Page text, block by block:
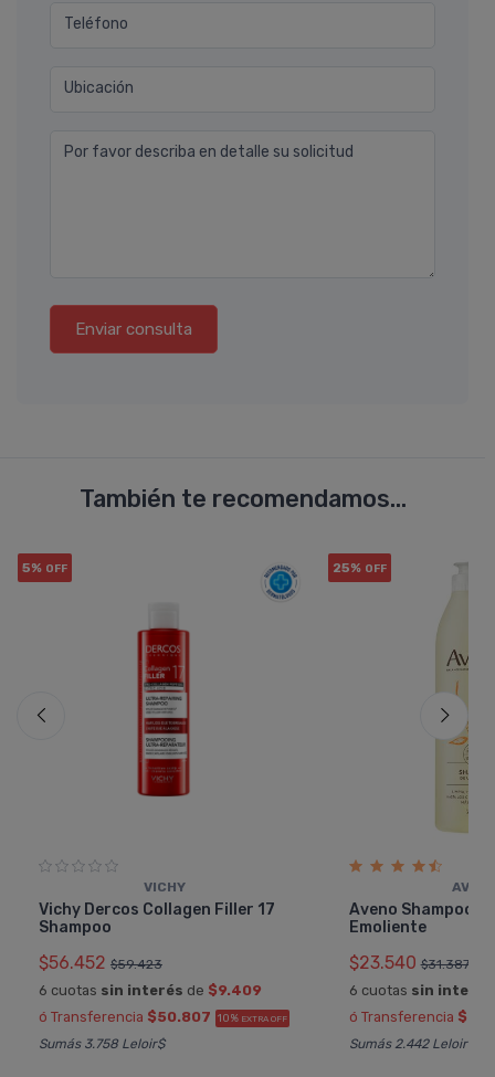
Teléfono
Ubicación
Por favor describa en detalle su solicitud
Enviar consulta
También te recomendamos...
5% OFF
VICHY
Vichy Dercos Collagen Filler 17
Shampoo
$56.452 $59.423
6 cuotas sin interés de $9.409
ó Transferencia $50.807 10% EXTRA OFF
Sumás 3.758 Leloir$
25% OFF
Aveno Shampoo
Emoliente
$23.540 $31.387
6 cuotas sin interés
ó Transferencia
Sumás 2.442 Leloir$